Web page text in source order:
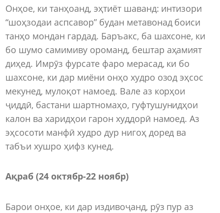
Онҳое, ки танҳоанд, эҳтиёт шаванд: интизори
“шоҳзодаи аспсавор” будан метавонад боиси
танҳо мондан гардад. Баръакс, ба шахсоне, ки
бо шумо самимиву ороманд, бештар аҳамият
диҳед. Имрӯз фурсате фаро мерасад, ки бо
шахсоне, ки дар миёни онҳо худро озод эҳсос
мекунед, мулоқот намоед. Вале аз корҳои
ҷиддӣ, бастани шартномаҳо, гуфтушунидҳои
калон ва харидҳои гарон худдорӣ намоед. Аз
эҳсосоти манфӣ худро дур нигоҳ доред ва
табъи хушро ҳифз кунед.
Ақраб (24 октябр-22 ноябр)
Барои онҳое, ки дар издивоҷанд, рӯз пур аз